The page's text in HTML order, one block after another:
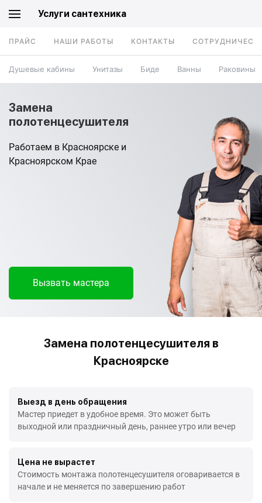
Услуги сантехника
ПРАЙС НАШИ РАБОТЫ КОНТАКТЫ
Душевые кабины Унитазы Биде Ванны Раковины
Замена
полотенцесушителя
Работаем в Красноярске и
Красноярском Крае
Вызвать мастера
Замена полотенцесушителя в
Красноярске
Выезд в день обращения
Мастер приедет в удобное время. Это может быть
выходной или праздничный день, раннее утро или вечер
Цена не вырастет
Стоимость монтажа полотенцесушителя оговаривается в
начале и не меняется по завершению работ